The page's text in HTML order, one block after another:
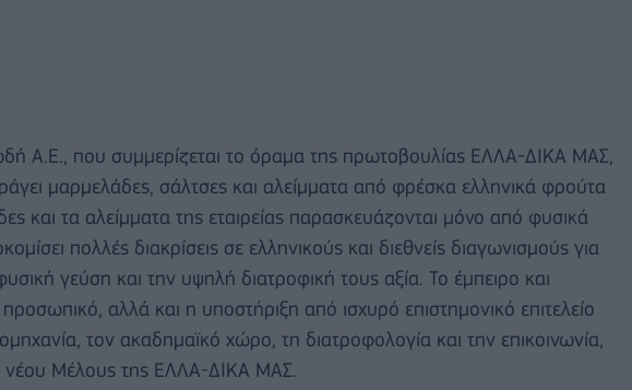
Α.Ε., που συμμερίζεται το όραμα της πρωτοβουλίας ΕΛΛΑ-ΔΙΚΑ ΜΑΣ,
μαρμελάδες, σάλτσες και αλείμματα από φρέσκα ελληνικά φρούτα
και τα αλείμματα της εταιρείας παρασκευάζονται μόνο από φυσικά
πολλές διακρίσεις σε ελληνικούς και διεθνείς διαγωνισμούς για
γεύση και την υψηλή διατροφική τους αξία. Το έμπειρο και
αλλά και η υποστήριξη από ισχυρό επιστημονικό επιτελείο
τον ακαδημαϊκό χώρο, τη διατροφολογία και την επικοινωνία,
νέου Μέλους της ΕΛΛΑ-ΔΙΚΑ ΜΑΣ.